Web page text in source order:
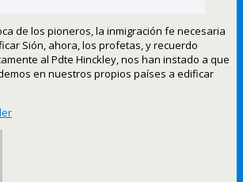
de los pioneros, la inmigración fe necesaria
Sión, ahora, los profetas, y recuerdo
al Pdte Hinckley, nos han instado a que
en nuestros propios países a edificar